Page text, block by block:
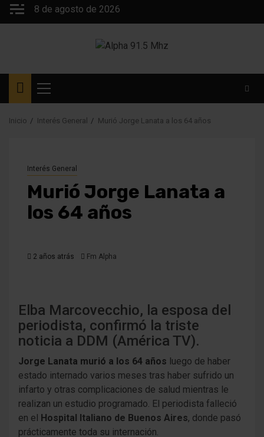
Saltar
8 de agosto de 2026
Menú
principal
Inicio Interés General Murió Jorge Lanata a los 64 años
Interés General
Murió Jorge Lanata a
los 64 años
2 años atrás Fm Alpha
Elba Marcovecchio, la esposa del
periodista, confirmó la triste
noticia a DDM (América TV).
Jorge Lanata murió a los 64 años luego de haber
estado internado varios meses tras haber sufrido un
infarto y otras complicaciones de salud mientras le
realizan un estudio programado. El periodista falleció
en el Hospital Italiano de Buenos Aires, donde pasó
prácticamente toda su internación.